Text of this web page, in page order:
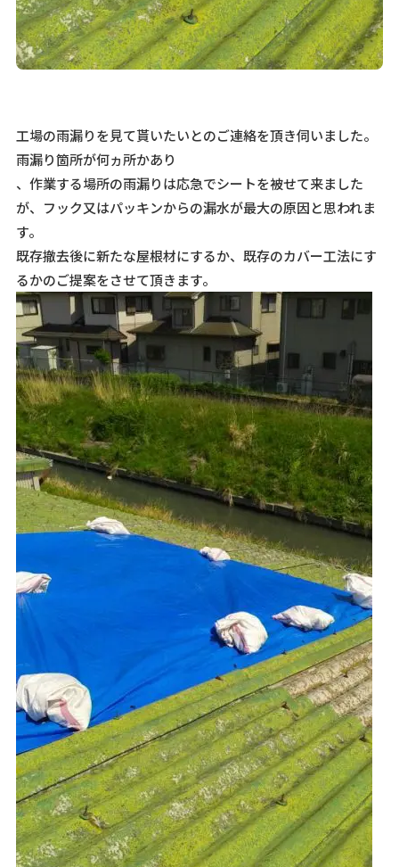
工場の雨漏りを見て貰いたいとのご連絡を頂き伺いました。
雨漏り箇所が何ヵ所かあり
、作業する場所の雨漏りは応急でシートを被せて来ました
が、フック又はパッキンからの漏水が最大の原因と思われま
す。
既存撤去後に新たな屋根材にするか、既存のカバー工法にす
るかのご提案をさせて頂きます。